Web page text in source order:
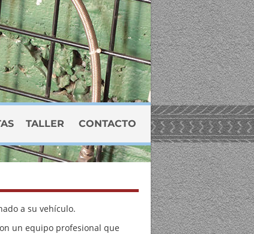
TALLER CONTACTO
a su vehículo.
un equipo profesional que